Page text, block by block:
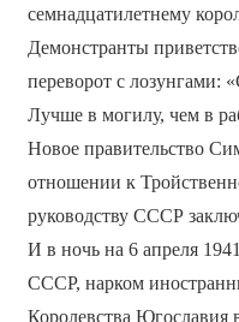
семнадцатилетнему
Демонстранты
переворот с лозунгами:
Лучше в могилу, чем в
Новое правительство
отношении к
руководству СССР
И в ночь на 6 апреля
СССР, нарком
Королевства